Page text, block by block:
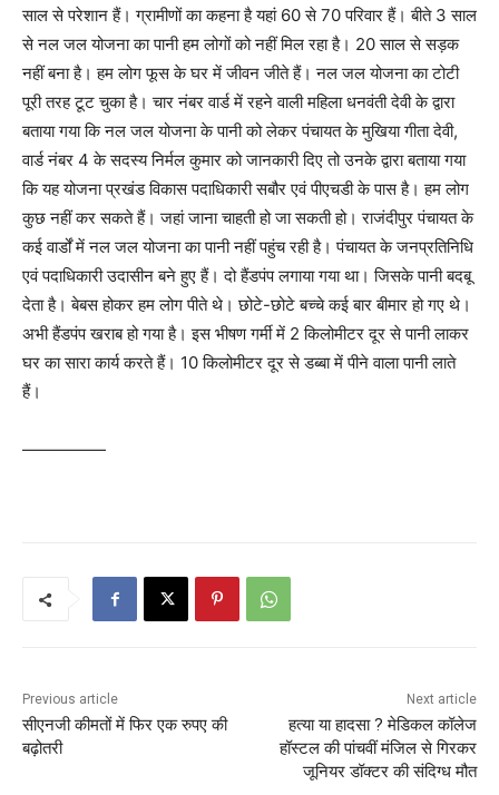
साल से परेशान हैं। ग्रामीणों का कहना है यहां 60 से 70 परिवार हैं। बीते 3 साल
से नल जल योजना का पानी हम लोगों को नहीं मिल रहा है। 20 साल से सड़क
नहीं बना है। हम लोग फूस के घर में जीवन जीते हैं। नल जल योजना का टोटी
पूरी तरह टूट चुका है। चार नंबर वार्ड में रहने वाली महिला धनवंती देवी के द्वारा
बताया गया कि नल जल योजना के पानी को लेकर पंचायत के मुखिया गीता देवी,
वार्ड नंबर 4 के सदस्य निर्मल कुमार को जानकारी दिए तो उनके द्वारा बताया गया
कि यह योजना प्रखंड विकास पदाधिकारी सबौर एवं पीएचडी के पास है। हम लोग
कुछ नहीं कर सकते हैं। जहां जाना चाहती हो जा सकती हो। राजंदीपुर पंचायत के
कई वार्डों में नल जल योजना का पानी नहीं पहुंच रही है। पंचायत के जनप्रतिनिधि
एवं पदाधिकारी उदासीन बने हुए हैं। दो हैंडपंप लगाया गया था। जिसके पानी बदबू
देता है। बेबस होकर हम लोग पीते थे। छोटे-छोटे बच्चे कई बार बीमार हो गए थे।
अभी हैंडपंप खराब हो गया है। इस भीषण गर्मी में 2 किलोमीटर दूर से पानी लाकर
घर का सारा कार्य करते हैं। 10 किलोमीटर दूर से डब्बा में पीने वाला पानी लाते
हैं।
—————
Previous article
सीएनजी कीमतों में फिर एक रुपए की
बढ़ोतरी
Next article
हत्या या हादसा ? मेडिकल कॉलेज
हॉस्टल की पांचवीं मंजिल से गिरकर
जूनियर डॉक्टर की संदिग्ध मौत